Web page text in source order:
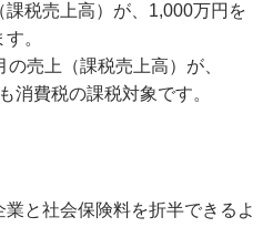
税売上高）が、1,000万円を
。
売上（課税売上高）が、
消費税の課税対象です。
と社会保険料を折半できるよ